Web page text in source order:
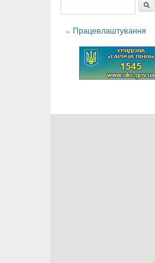
Пошукова форма
Працевлаштування